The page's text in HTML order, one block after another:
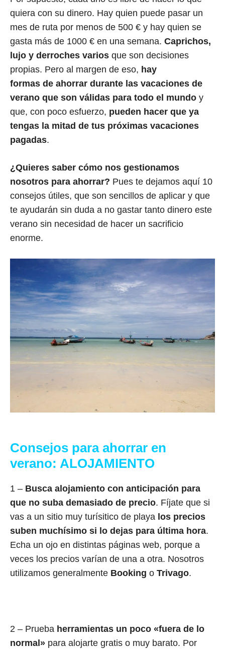
quiera con su dinero. Hay quien puede pasar un
mes de ruta por menos de 500 € y hay quien se
gasta más de 1000 € en una semana. Caprichos,
lujo y derroches varios que son decisiones
propias. Pero al margen de eso, hay
formas de ahorrar durante las vacaciones de
verano que son válidas para todo el mundo y
que, con poco esfuerzo, pueden hacer que ya
tengas la mitad de tus próximas vacaciones
pagadas.
¿Quieres saber cómo nos gestionamos
nosotros para ahorrar? Pues te dejamos aquí 10
consejos útiles, que son sencillos de aplicar y que
te ayudarán sin duda a no gastar tanto dinero este
verano sin necesidad de hacer un sacrificio
enorme.
Consejos para ahorrar en
verano: ALOJAMIENTO
1 – Busca alojamiento con anticipación para
que no suba demasiado de precio. Fíjate que si
vas a un sitio muy turísitico de playa los precios
suben muchísimo si lo dejas para última hora.
Echa un ojo en distintas páginas web, porque a
veces los precios varían de una a otra. Nosotros
utilizamos generalmente Booking o Trivago.
2 – Prueba herramientas un poco «fuera de lo
normal» para alojarte gratis o muy barato. Por